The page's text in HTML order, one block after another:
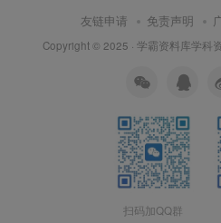
友链申请 免责声明
Copyright © 2025 · 学霸资料库学科
扫码加QQ群